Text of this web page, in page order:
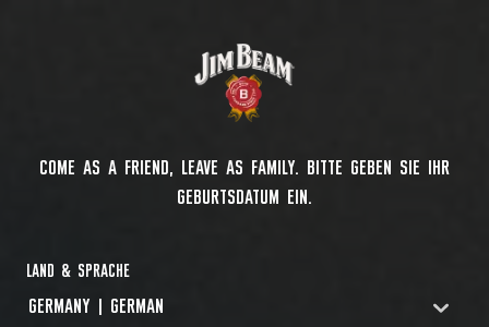
COME AS A FRIEND, LEAVE AS FAMILY. BITTE GEBEN SIE IHR
GEBURTSDATUM EIN.
LAND & SPRACHE
COUNTRYDROPDOWN
GERMANY | GERMAN